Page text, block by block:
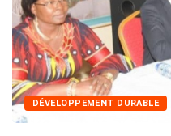
DÉVELOPPEMENT DURABLE